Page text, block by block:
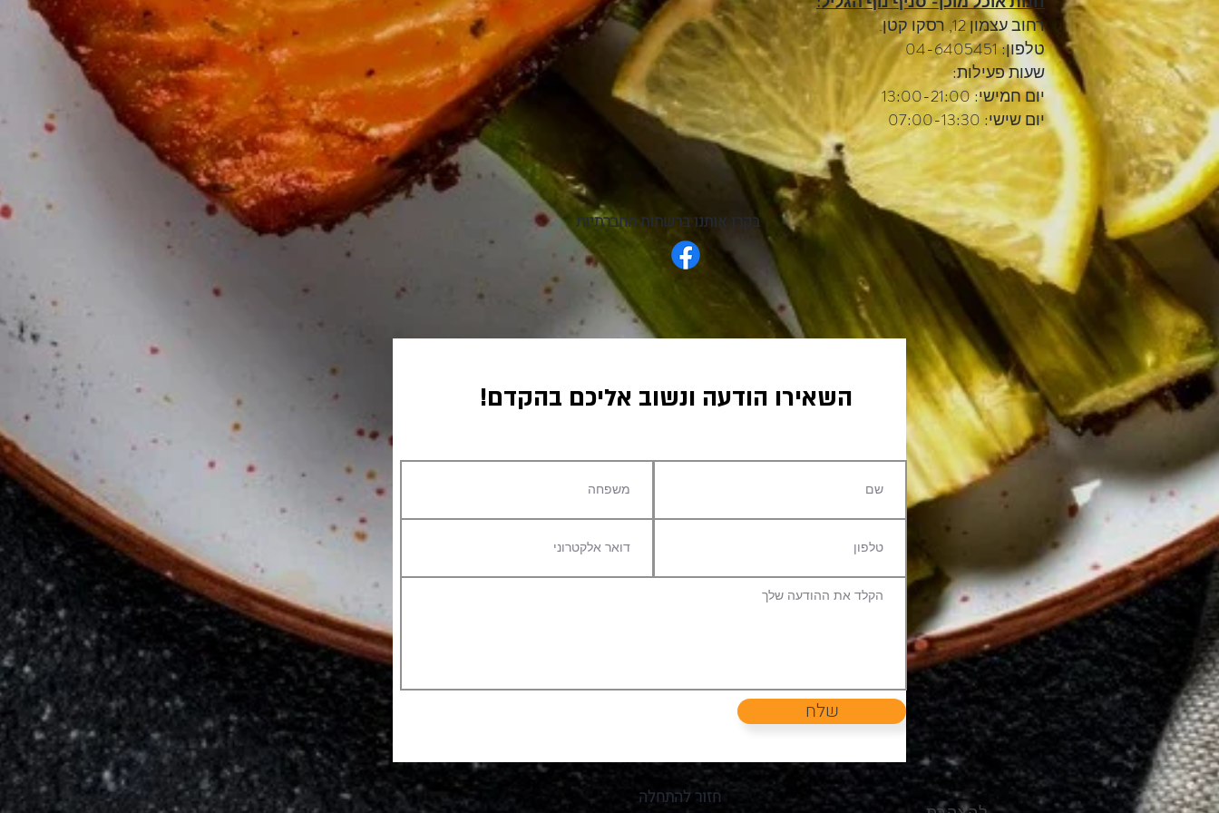
רחוב עצמון 12, רסקו קטן.
טלפון: 04-6405451
שעות פעילות:
יום חמישי: 13:00-21:00
יום שישי: 07:00-13:30
בקרו אותנו ברשתות החברתיות
השאירו הודעה ונשוב אליכם בהקדם!
שלח
חזור להתחלה